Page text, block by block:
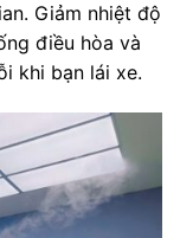
Giảm nhiệt độ
điều hòa và
khi bạn lái xe.